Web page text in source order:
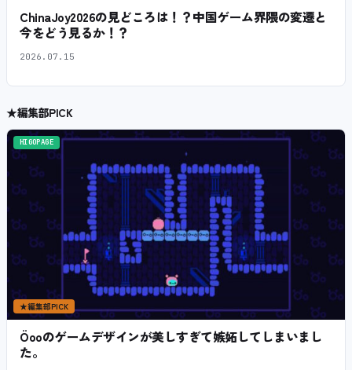
ChinaJoy2026の見どころは！？中国ゲーム界隈の変遷と
今をどう見るか！？
2026.07.15
★編集部PICK
HIGOPAGE
★編集部PICK
Öooのゲームデザインが美しすぎて嫉妬してしまいまし
た。